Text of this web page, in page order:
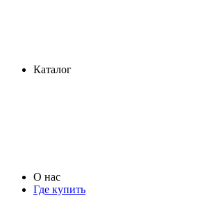
Каталог
О нас
Где купить